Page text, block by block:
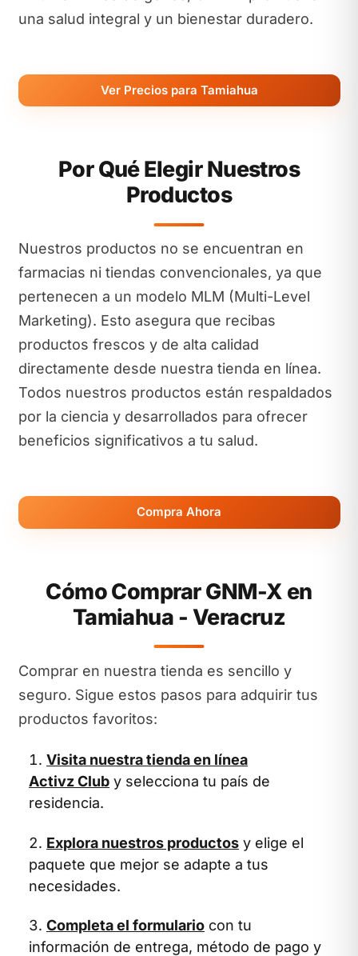
una salud integral y un bienestar duradero.
Ver Precios para Tamiahua
Por Qué Elegir Nuestros
Productos
Nuestros productos no se encuentran en
farmacias ni tiendas convencionales, ya que
pertenecen a un modelo MLM (Multi-Level
Marketing). Esto asegura que recibas
productos frescos y de alta calidad
directamente desde nuestra tienda en línea.
Todos nuestros productos están respaldados
por la ciencia y desarrollados para ofrecer
beneficios significativos a tu salud.
Compra Ahora
Cómo Comprar GNM-X en
Tamiahua - Veracruz
Comprar en nuestra tienda es sencillo y
seguro. Sigue estos pasos para adquirir tus
productos favoritos:
Visita nuestra tienda en línea
Activz Club y selecciona tu país de
residencia.
Explora nuestros productos y elige el
paquete que mejor se adapte a tus
necesidades.
Completa el formulario con tu
información de entrega, método de pago y